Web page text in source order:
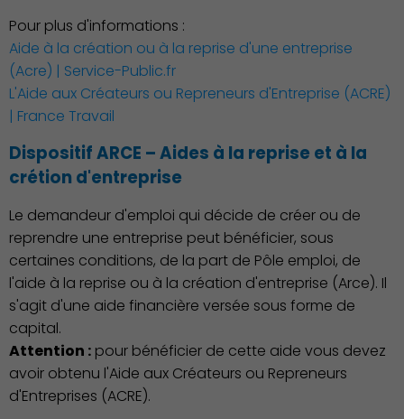
Pour plus d'informations :
Aide à la création ou à la reprise d'une entreprise
(Acre) | Service-Public.fr
L'Aide aux Créateurs ou Repreneurs d'Entreprise (ACRE)
| France Travail
Dispositif ARCE – Aides à la reprise et à la
crétion d'entreprise
Le demandeur d'emploi qui décide de créer ou de
reprendre une entreprise peut bénéficier, sous
certaines conditions, de la part de Pôle emploi, de
l'aide à la reprise ou à la création d'entreprise (Arce). Il
s'agit d'une aide financière versée sous forme de
capital.
Attention : pour bénéficier de cette aide vous devez
avoir obtenu l'Aide aux Créateurs ou Repreneurs
d'Entreprises (ACRE).